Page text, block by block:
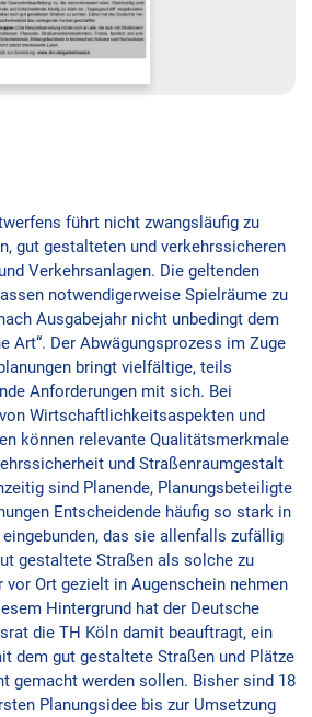
führt nicht zwangsläufig zu
gut gestalteten und verkehrssicheren
Verkehrsanlagen. Die geltenden
notwendigerweise Spielräume zu
Ausgabejahr nicht unbedingt dem
Art“. Der Abwägungsprozess im Zuge
bringt vielfältige, teils
Anforderungen mit sich. Bei
Wirtschaftlichkeitsaspekten und
können relevante Qualitätsmerkmale
und Straßenraumgestalt
sind Planende, Planungsbeteiligte
Entscheidende häufig so stark in
eingebunden, das sie allenfalls zufällig
gestaltete Straßen als solche zu
vor Ort gezielt in Augenschein nehmen
Hintergrund hat der Deutsche
die TH Köln damit beauftragt, ein
dem gut gestaltete Straßen und Plätze
gemacht werden sollen. Bisher sind 18
Planungsidee bis zur Umsetzung